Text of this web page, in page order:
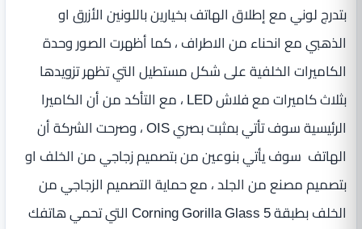
بتدرج لوني مع إطلاق الهاتف بخيارين باللونين الأزرق او
الذهبي مع انحناء من الاطراف ، كما أظهرت الصور وحدة
الكاميرات الخلفية على شكل مستطيل التي تظهر تزويدها
بثلاث كاميرات مع فلاش LED ، مع التأكد من أن الكاميرا
الرئيسية سوف تأتي بمثبت بصري OIS ، وصرحت الشركة أن
الهاتف سوف يأتي بنوعين من بتصميم زجاجي من الخلف او
بتصميم مصنع من الجلد ، مع حماية التصميم الزجاجي من
الخلف بطبقة Corning Gorilla Glass 5 التي تحمي هاتفك